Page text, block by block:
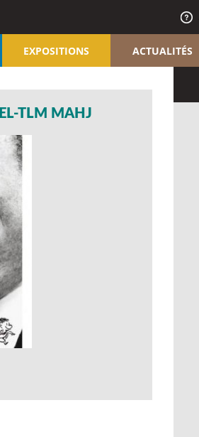
EXPOSITIONS ACTUALITÉS
TLM MAHJ